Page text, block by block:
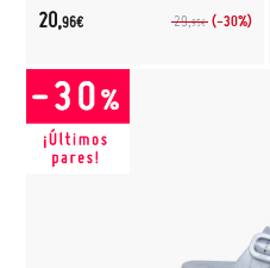
29,95€ (-30%)
20,96€